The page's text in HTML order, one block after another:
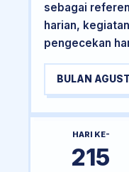
sebagai
harian,
pengecekan
BULAN
HARI KE-
215